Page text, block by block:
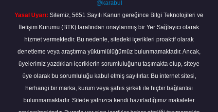
@karabul
Yasal Uyarı: Sitemiz, 5651 Sayılı Kanun gereğince Bilgi Teknolojileri ve
İletişim Kurumu (BTK) tarafından onaylanmış bir Yer Sağlayıcı olarak
hizmet vermektedir. Bu nedenle, sitedeki içerikleri proaktif olarak
denetleme veya araştırma yükümlülüğümüz bulunmamaktadır. Ancak,
üyelerimiz yazdıkları içeriklerin sorumluluğunu taşımakta olup, siteye
üye olarak bu sorumluluğu kabul etmiş sayılırlar. Bu internet sitesi,
herhangi bir marka, kurum veya şahıs şirketi ile hiçbir bağlantısı
bulunmamaktadır. Sitede yalnızca kendi hazırladığımız makaleler